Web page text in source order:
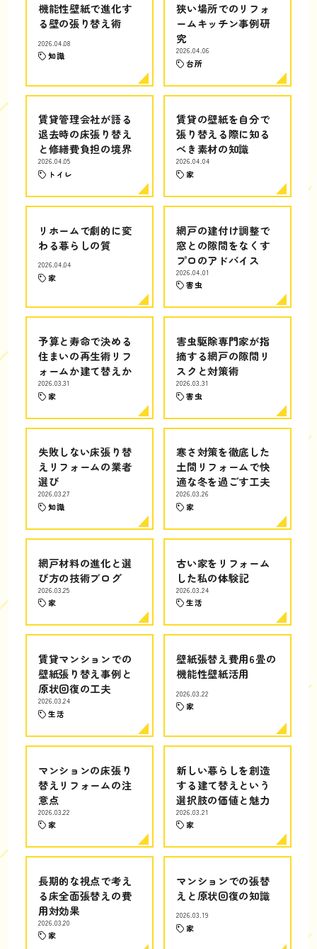
機能性壁紙で進化す
る壁の張り替え術
2026.04.08
知識
狭い場所でのリフォ
ームキッチン事例研
究
2026.04.06
台所
賃貸管理会社が語る
退去時の床張り替え
と修繕費負担の境界
2026.04.05
トイレ
賃貸の壁紙を自分で
張り替える際に知る
べき素材の知識
2026.04.04
家
リホームで劇的に変
わる暮らしの質
2026.04.04
家
網戸の建付け調整で
窓との隙間をなくす
プロのアドバイス
2026.04.01
害虫
予算と寿命で決める
住まいの再生術リフ
ォームか建て替えか
2026.03.31
家
害虫駆除専門家が指
摘する網戸の隙間リ
スクと対策術
2026.03.31
害虫
失敗しない床張り替
えリフォームの業者
選び
2026.03.27
知識
寒さ対策を徹底した
土間リフォームで快
適な冬を過ごす工夫
2026.03.26
家
網戸材料の進化と選
び方の技術ブログ
2026.03.25
家
古い家をリフォーム
した私の体験記
2026.03.24
生活
賃貸マンションでの
壁紙張り替え事例と
原状回復の工夫
2026.03.24
生活
壁紙張替え費用6畳の
機能性壁紙活用
2026.03.22
家
マンションの床張り
替えリフォームの注
意点
2026.03.22
家
新しい暮らしを創造
する建て替えという
選択肢の価値と魅力
2026.03.21
家
長期的な視点で考え
る床全面張替えの費
用対効果
2026.03.20
家
マンションでの張替
えと原状回復の知識
2026.03.19
家